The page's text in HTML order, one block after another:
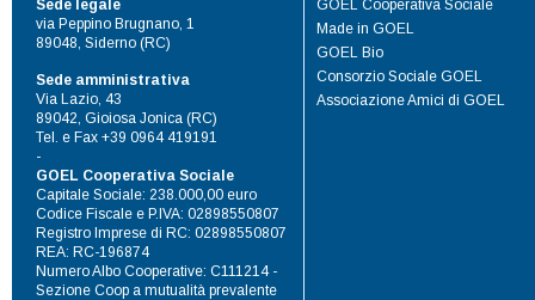
Sede legale
via Peppino Brugnano, 1
89048, Siderno (RC)
Sede amministrativa
Via Lazio, 43
89042, Gioiosa Jonica (RC)
Tel. e Fax +39 0964 419191
-
GOEL Cooperativa Sociale
Capitale Sociale: 238.000,00 euro
Codice Fiscale e P.IVA: 02898550807
Registro Imprese di RC: 02898550807
REA: RC-196874
Numero Albo Cooperative: C111214 -
Sezione Coop a mutualità prevalente
GOEL Cooperativa Sociale
Made in GOEL
GOEL Bio
Consorzio Sociale GOEL
Associazione Amici di GOEL